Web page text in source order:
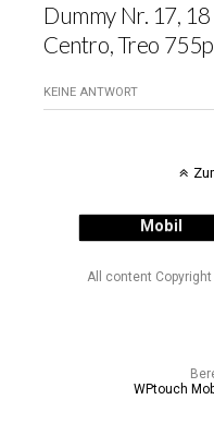
Dummy Nr. 17,
Centro, Treo
KEINE ANTWORT
Mobil
All content
WPtouch